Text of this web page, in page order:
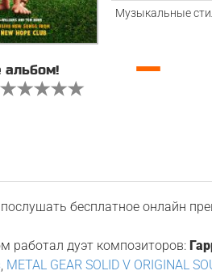
Музыкальные
альбом! —
бесплатное онлайн
работал дуэт композиторов:
, METAL GEAR SOLID V ORIGINAL